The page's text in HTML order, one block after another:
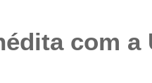
com a